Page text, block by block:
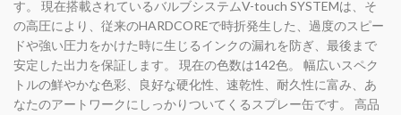
す。 現在搭載されているバルブシステムV-touch SYSTEMは、そ
の高圧により、従来のHARDCOREで時折発生した、過度のスピー
ドや強い圧力をかけた時に生じるインクの漏れを防ぎ、最後まで
安定した出力を保証します。 現在の色数は142色。 幅広いスペク
トルの鮮やかな色彩、良好な硬化性、速乾性、耐久性に富み、あ
なたのアートワークにしっかりついてくるスプレー缶です。 高品